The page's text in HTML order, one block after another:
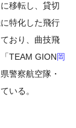
移転し、貸切
特化した飛行
おり、曲技飛
TEAM GION岡
警察航空隊・
いる。